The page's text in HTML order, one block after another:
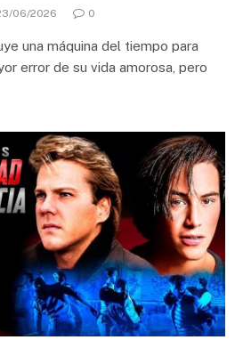
06/2026 0
una máquina del tiempo para
error de su vida amorosa, pero